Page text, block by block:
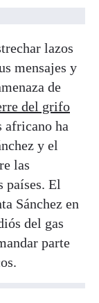
lazos
mensajes y
de
del grifo
africano ha
y el
las
países. El
Sánchez en
del gas
parte